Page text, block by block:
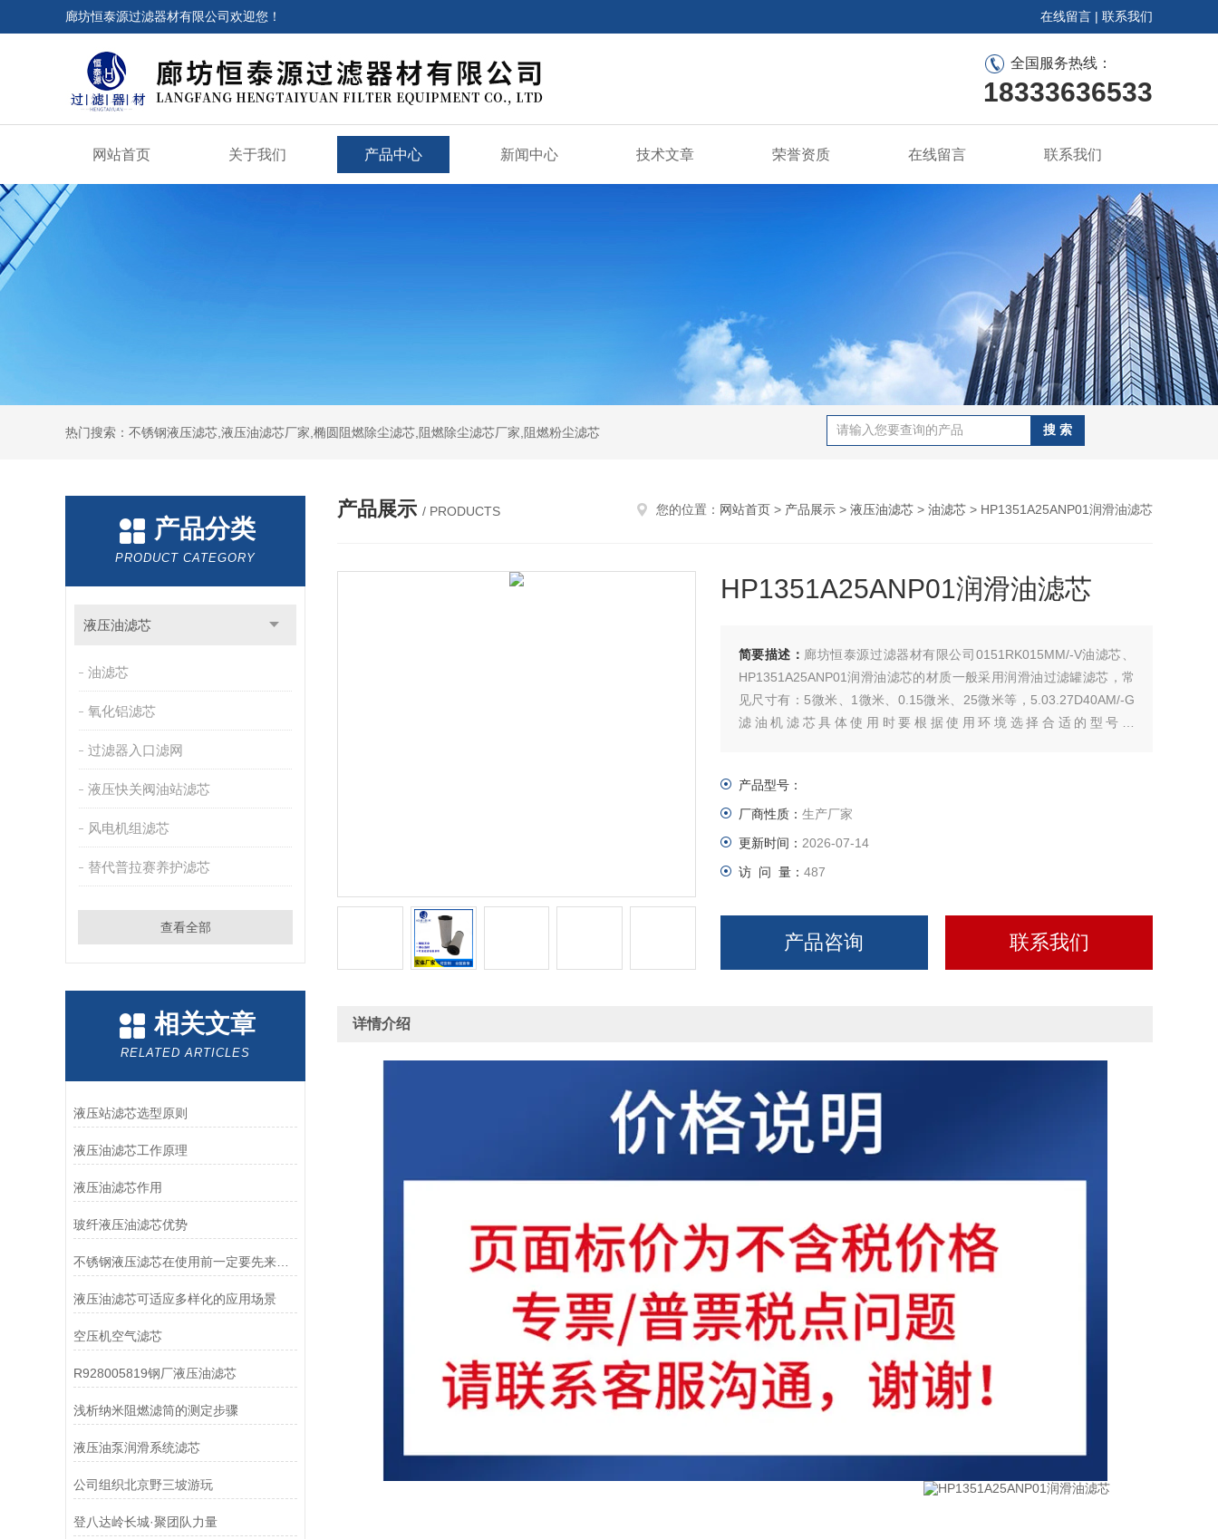
廊坊恒泰源过滤器材有限公司欢迎您！ 在线留言 | 联系我们
全国服务热线：
18333636533
网站首页 关于我们 产品中心 新闻中心 技术文章 荣誉资质 在线留言 联系我们
热门搜索：不锈钢液压滤芯,液压油滤芯厂家,椭圆阻燃除尘滤芯,阻燃除尘滤芯厂家,阻燃粉尘滤芯
产品分类
PRODUCT CATEGORY
液压油滤芯
油滤芯
氧化铝滤芯
过滤器入口滤网
液压快关阀油站滤芯
风电机组滤芯
替代普拉赛养护滤芯
查看全部
相关文章
RELATED ARTICLES
液压站滤芯选型原则
液压油滤芯工作原理
液压油滤芯作用
玻纤液压油滤芯优势
不锈钢液压滤芯在使用前一定要先来了解下这些
液压油滤芯可适应多样化的应用场景
空压机空气滤芯
R928005819钢厂液压油滤芯
浅析纳米阻燃滤筒的测定步骤
液压油泵润滑系统滤芯
公司组织北京野三坡游玩
登八达岭长城·聚团队力量
产品展示 / PRODUCTS 您的位置： 网站首页 > 产品展示 > 液压油滤芯 > 油滤芯 > HP1351A25ANP01润滑油滤芯
HP1351A25ANP01润滑油滤芯
简要描述： 廊坊恒泰源过滤器材有限公司0151RK015MM/-V油滤芯、
HP1351A25ANP01润滑油滤芯的材质一般采用润滑油过滤罐滤芯，常
见尺寸有：5微米、1微米、0.15微米、25微米等，5.03.27D40AM/-G
滤油机滤芯具体使用时要根据使用环境选择合适的型号。
产品型号：
厂商性质： 生产厂家
更新时间： 2026-07-14
访 问 量： 487
产品咨询 联系我们
详情介绍